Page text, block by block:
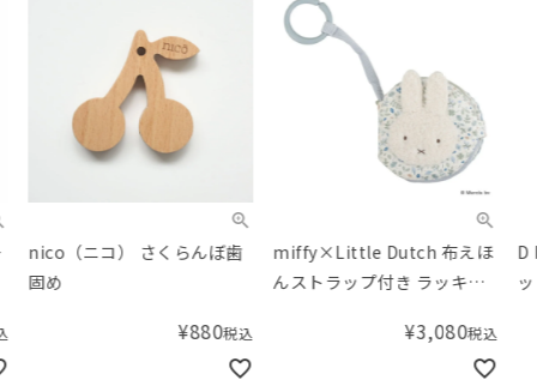
nico（ニコ） さくらんぼ歯
固め
880税込
miffy×Little Dutch 布えほ
んストラップ付き ラッキー
3,080税込
D
ッ